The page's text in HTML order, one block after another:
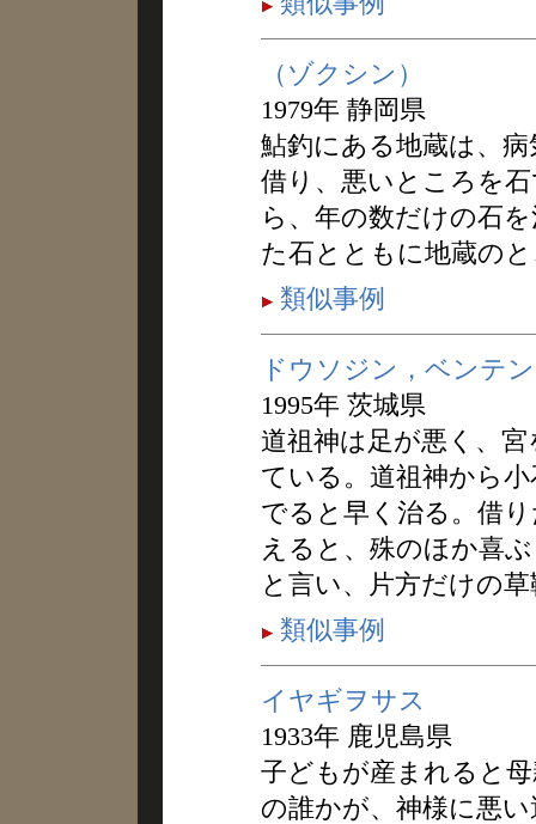
（ゾクシン）
1979年 静岡県
鮎釣にある地蔵は、
借り、悪いところを
ら、年の数だけの石
た石とともに地蔵の
類似事例
ドウソジン，ベンテン
1995年 茨城県
道祖神は足が悪く、
ている。道祖神から
でると早く治る。借
えると、殊のほか喜
と言い、片方だけの
類似事例
イヤギヲサス
1933年 鹿児島県
子どもが産まれると
の誰かが、神様に悪